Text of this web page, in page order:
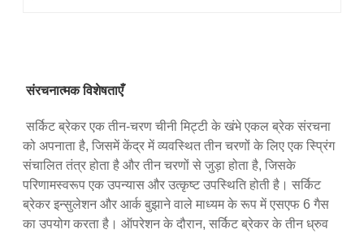
संरचनात्मक विशेषताएँ
सर्किट ब्रेकर एक तीन-चरण चीनी मिट्टी के खंभे एकल ब्रेक संरचना
को अपनाता है, जिसमें केंद्र में व्यवस्थित तीन चरणों के लिए एक स्प्रिंग
संचालित तंत्र होता है और तीन चरणों से जुड़ा होता है, जिसके
परिणामस्वरूप एक उपन्यास और उत्कृष्ट उपस्थिति होती है। सर्किट
ब्रेकर इन्सुलेशन और आर्क बुझाने वाले माध्यम के रूप में एसएफ 6 गैस
का उपयोग करता है। ऑपरेशन के दौरान, सर्किट ब्रेकर के तीन ध्रुव